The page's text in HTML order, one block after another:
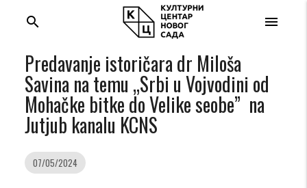
menu
search
Predavanje istoričara dr Miloša
Savina na temu „Srbi u Vojvodini od
Mohačke bitke do Velike seobe” na
Jutjub kanalu KCNS
07/05/2024